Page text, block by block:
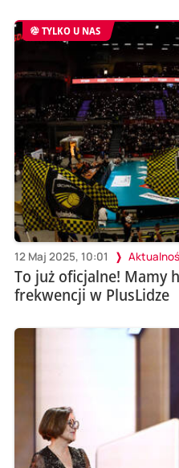
TYLKO U NAS
12 Maj 2025, 10:01
To już oficjalne! Mamy
frekwencji w PlusLidze